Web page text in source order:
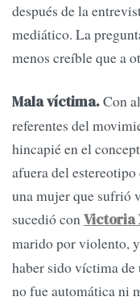
después de la
mediático. La
menos creíble que a
Mala víctima.Con
referentes del
hincapié en el
afuera del estereotipo
una mujer que sufrió
sucedió conVictoria
marido por violento,
haber sido víctima
no fue automática ni